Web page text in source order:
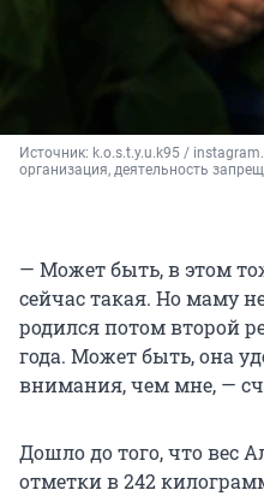
Источник: k.o.s.t.y.u.k95 /
организация, деятельность
— Может быть, в этом
сейчас такая. Но маму
родился потом второй
года. Может быть, она
внимания, чем мне, —
Дошло до того, что вес
отметки в 242